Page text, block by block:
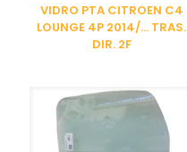
VIDRO PTA CITROEN C4
LOUNGE 4P 2014/… TRAS.
DIR. 2F